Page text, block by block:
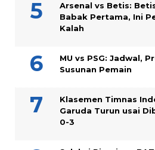
Arsenal vs Betis:
Babak Pertama, Ini
Kalah
MU vs PSG: Jadwal,
Susunan Pemain
Klasemen Timnas
Garuda Turun usai
0-3